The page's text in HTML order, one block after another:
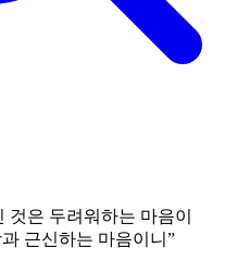
은 두려워하는 마음이
근신하는 마음이니 ”